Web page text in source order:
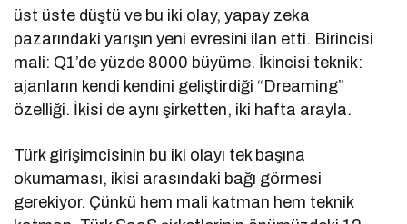
üst üste düştü ve bu iki olay, yapay zeka
pazarındaki yarışın yeni evresini ilan etti. Birincisi
mali: Q1’de yüzde 8000 büyüme. İkincisi teknik:
ajanların kendi kendini geliştirdiği “Dreaming”
özelliği. İkisi de aynı şirketten, iki hafta arayla.
Türk girişimcisinin bu iki olayı tek başına
okumaması, ikisi arasındaki bağı görmesi
gerekiyor. Çünkü hem mali katman hem teknik